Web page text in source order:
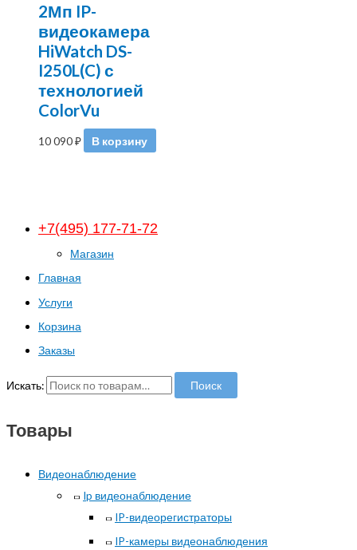
+7(495) 177-71-72
Магазин
Главная
Услуги
Корзина
Заказы
Искать: Поиск
Товары
Видеонаблюдение
Ip видеонаблюдение
IP-видеорегистраторы
IP-камеры видеонаблюдения
2Мп IP-
видеокамера
HiWatch DS-
I250L(C) с
технологией
ColorVu
10 090₽ В корзину